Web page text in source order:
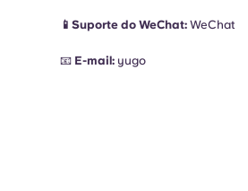
📱Suporte do WeChat: WeChat
📧 E-mail: yugo